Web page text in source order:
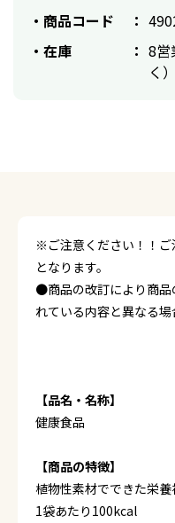
商品コード
在庫
8営
く）
※ご注意ください！！ご
となります。
●商品の改訂により商品
れている内容と異なる場
【品名・名称】
健康食品
【商品の特徴】
植物性素材でできた栄養
1袋あたり100kcal